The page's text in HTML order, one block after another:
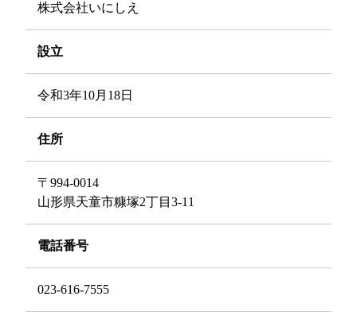
株式会社いにしえ
設立
令和3年10月18日
住所
〒994-0014
山形県天童市糠塚2丁目3-11
電話番号
023-616-7555